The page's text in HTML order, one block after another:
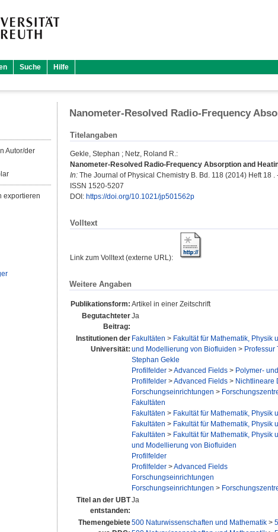
Suche Hilfe
Autor/der
exportieren
Nanometer-Resolved Radio-Frequency
Titelangaben
Gekle, Stephan ; Netz, Roland R.:
Nanometer-Resolved Radio-Frequency Absorption and
In: The Journal of Physical Chemistry B. Bd. 118 (2014) Heft 18 .
ISSN 1520-5207
DOI: https://doi.org/10.1021/jp501562p
Volltext
Link zum Volltext (externe URL):
Weitere Angaben
Publikationsform: Artikel in einer Zeitschrift
Begutachteter
Beitrag:
Ja
Institutionen der
Universität:
Fakultäten > Fakultät für Mathematik, Physik
und Modellierung von Biofluiden > Professur
Stephan Gekle
Profilfelder >Advanced Fields > Polymer-
Profilfelder >Advanced Fields > Nichtlineare
Forschungseinrichtungen >
Fakultäten
Fakultäten > Fakultät für Mathematik, Physik
Fakultäten > Fakultät für Mathematik, Physik
Fakultäten > Fakultät für Mathematik, Physik
und Modellierung von Biofluiden
Profilfelder
Profilfelder >Advanced Fields
Forschungseinrichtungen
Forschungseinrichtungen >
Titel an der UBT
entstanden:
Ja
Themengebiete500 Naturwissenschaften und Mathematik >